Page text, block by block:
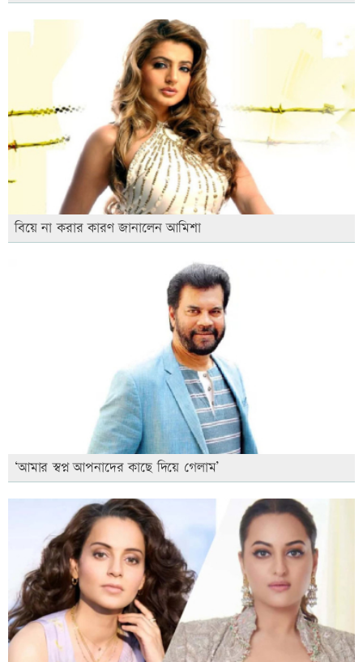
বিয়ে না করার কারণ জানালেন আমিশা
‘আমার স্বপ্ন আপনাদের কাছে দিয়ে গেলাম’